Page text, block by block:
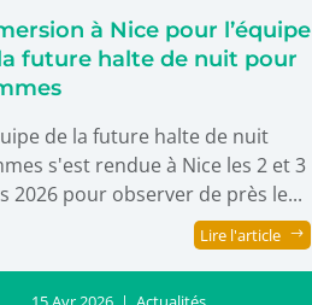
à Nice pour l’équipe
future halte de nuit pour
de la future halte de nuit
s'est rendue à Nice les 2 et 3
2026 pour observer de près le...
Lire l'article